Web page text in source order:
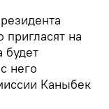
на
будет
него
Каныбек